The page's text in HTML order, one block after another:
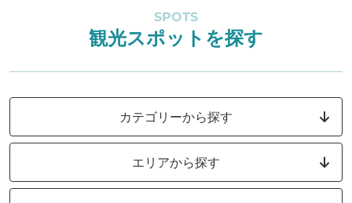
SPOTS
観光スポットを探す
カテゴリーから探す
エリアから探す